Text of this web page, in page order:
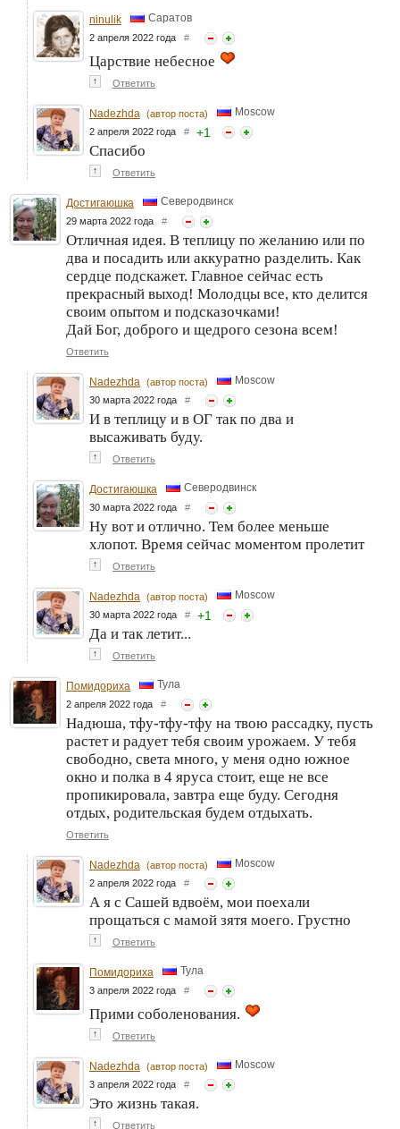
ninulik Саратов
2 апреля 2022 года #
Царствие небесное
↑ Ответить
Nadezhda (автор поста) Moscow
2 апреля 2022 года # +1
Спасибо
↑ Ответить
Достигаюшка Северодвинск
29 марта 2022 года #
Отличная идея. В теплицу по желанию или по
два и посадить или аккуратно разделить. Как
сердце подскажет. Главное сейчас есть
прекрасный выход! Молодцы все, кто делится
своим опытом и подсказочками!
Дай Бог, доброго и щедрого сезона всем!
Ответить
Nadezhda (автор поста) Moscow
30 марта 2022 года #
И в теплицу и в ОГ так по два и
высаживать буду.
↑ Ответить
Достигаюшка Северодвинск
30 марта 2022 года #
Ну вот и отлично. Тем более меньше
хлопот. Время сейчас моментом пролетит
↑ Ответить
Nadezhda (автор поста) Moscow
30 марта 2022 года # +1
Да и так летит...
↑ Ответить
Помидориха Тула
2 апреля 2022 года #
Надюша, тфу-тфу-тфу на твою рассадку, пусть
растет и радует тебя своим урожаем. У тебя
свободно, света много, у меня одно южное
окно и полка в 4 яруса стоит, еще не все
пропикировала, завтра еще буду. Сегодня
отдых, родительская будем отдыхать.
Ответить
Nadezhda (автор поста) Moscow
2 апреля 2022 года #
А я с Сашей вдвоём, мои поехали
прощаться с мамой зятя моего. Грустно
↑ Ответить
Помидориха Тула
3 апреля 2022 года #
Прими соболенования.
↑ Ответить
Nadezhda (автор поста) Moscow
3 апреля 2022 года #
Это жизнь такая.
↑ Ответить